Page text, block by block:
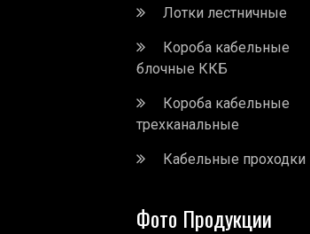
Лотки лестничные
Короба кабельные
блочные ККБ
Короба кабельные
трехканальные
Кабельные проходки
Фото Продукции